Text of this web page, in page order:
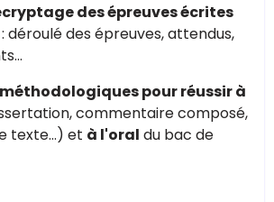
des épreuves écrites
: déroulé des épreuves, attendus,
pour réussir à
commentaire composé,
texte…) et à l'oral du bac de